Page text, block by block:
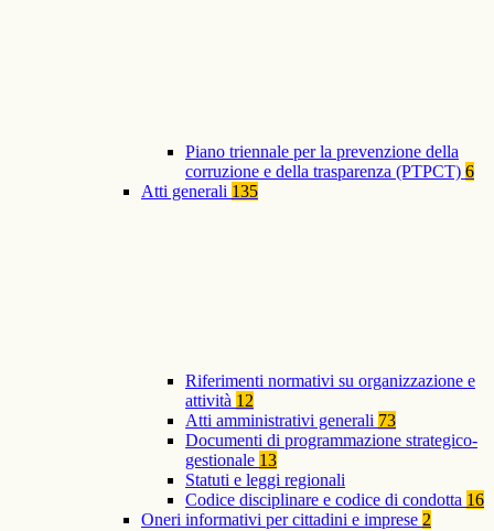
Piano triennale per la prevenzione della
corruzione e della trasparenza (PTPCT) 6
Atti generali 135
Riferimenti normativi su organizzazione e
attività 12
Atti amministrativi generali 73
Documenti di programmazione strategico-
gestionale 13
Statuti e leggi regionali
Codice disciplinare e codice di condotta 16
Oneri informativi per cittadini e imprese 2